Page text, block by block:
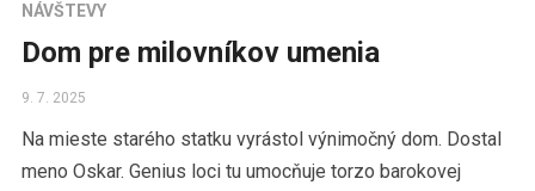
NÁVŠTEVY
Dom pre milovníkov umenia
9. 7. 2025
Na mieste starého statku vyrástol výnimočný dom. Dostal
meno Oskar. Genius loci tu umocňuje torzo barokovej